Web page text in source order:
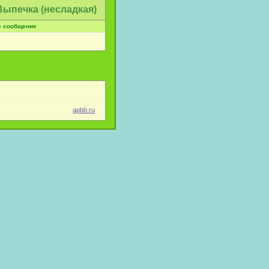
(несладкая)
сообщение
apbb.ru